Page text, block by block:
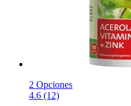
2 Opciones
4.6 (12)